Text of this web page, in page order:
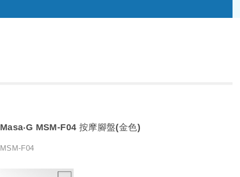
Masa‧G MSM-F04 按摩腳盤(金色)
MSM-F04